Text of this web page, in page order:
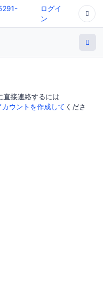
ログイ
ン
直接連絡するには
カウントを作成して くださ